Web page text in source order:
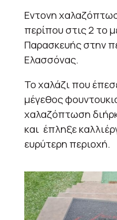
Εντονη
περίπου στις 2 το
Παρασκευής στην
Ελασσόνας.
Το χαλάζι που
μέγεθος
χαλαζόπτωση
και έπληξε
ευρύτερη περιοχή.